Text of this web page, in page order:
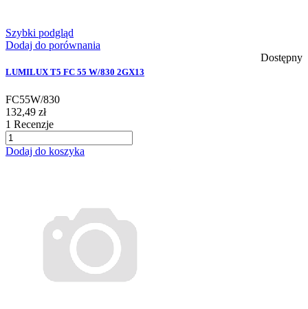
Szybki podgląd
Dodaj do porównania
Dostępny
LUMILUX T5 FC 55 W/830 2GX13
FC55W/830
132,49 zł
1 Recenzje
Dodaj do koszyka